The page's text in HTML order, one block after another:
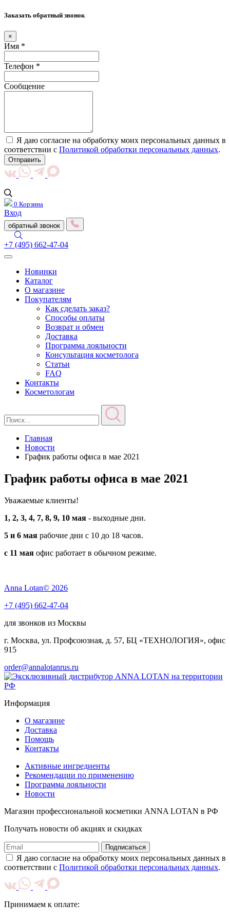
Заказать обратный звонок
×
Имя *
Телефон *
Сообщение
Я даю согласие на обработку моих персональных данных в
соответствии с Политикой обработки персональных данных.
Отправить
0 Корзина
Вход
обратный звонок
+7 (495) 662-47-04
Toggle
navigationНовинки
Каталог
О магазине
Покупателям
Как сделать заказ?
Способы оплаты
Возврат и обмен
Доставка
Программа лояльности
Консультация косметолога
Статьи
FAQ
Контакты
Косметологам
Главная
Новости
График работы офиса в мае 2021
График работы офиса в мае 2021
Уважаемые клиенты!
1, 2, 3, 4, 7, 8, 9, 10 мая - выходные дни.
5 и 6 мая рабочие дни с 10 до 18 часов.
c 11 мая офис работает в обычном режиме.
Anna Lotan© 2026
+7 (495) 662-47-04
для звонков из Москвы
г. Москва, ул. Профсоюзная, д. 57, БЦ «ТЕХНОЛОГИЯ», офис
915
order@annalotanrus.ru
Информация
О магазине
Доставка
Помощь
Контакты
Активные ингредиенты
Рекомендации по применению
Программа лояльности
Новости
Магазин профессиональной косметики ANNA LOTAN в РФ
Получать новости об акциях и скидках
Подписаться
Я даю согласие на обработку моих персональных данных в
соответствии с Политикой обработки персональных данных.
Принимаем к оплате: